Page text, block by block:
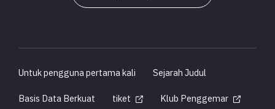
Untuk pengguna pertama kali
Sejarah Judul
Basis Data Berkuat
tiket Klub Penggemar